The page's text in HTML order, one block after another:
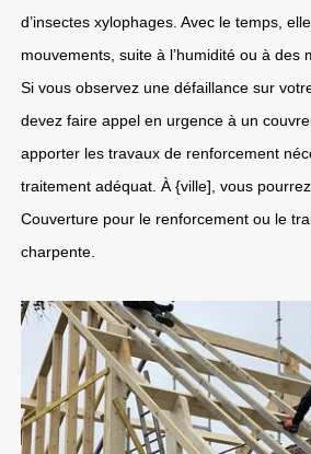
d’insectes xylophages. Avec le temps,
mouvements, suite à l’humidité ou à des
Si vous observez une défaillance sur
devez faire appel en urgence à un
apporter les travaux de renforcement
traitement adéquat. À {ville], vous
Couverture pour le renforcement ou le
charpente.